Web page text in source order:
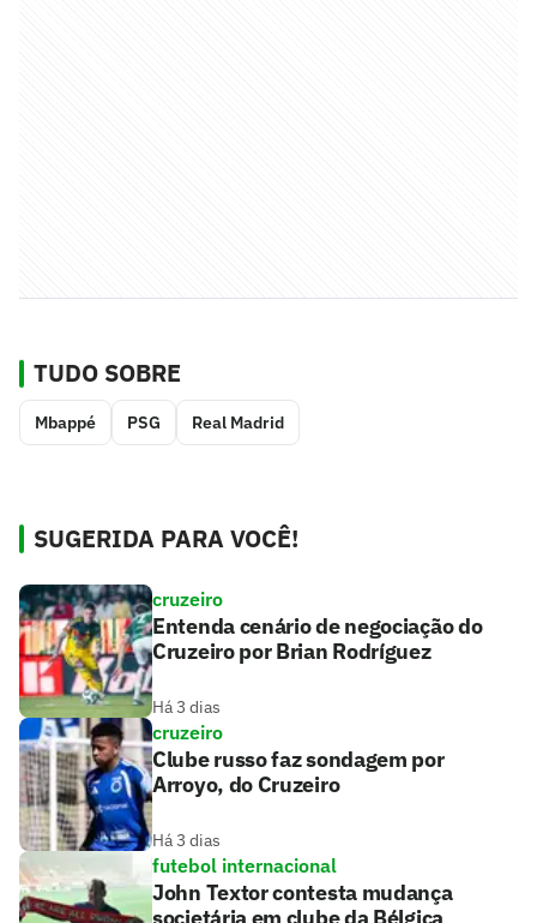
TUDO SOBRE
Mbappé PSG Real Madrid
SUGERIDA PARA VOCÊ!
cruzeiro
Entenda cenário de negociação do
Cruzeiro por Brian Rodríguez
Há 3 dias
cruzeiro
Clube russo faz sondagem por
Arroyo, do Cruzeiro
Há 3 dias
futebol internacional
John Textor contesta mudança